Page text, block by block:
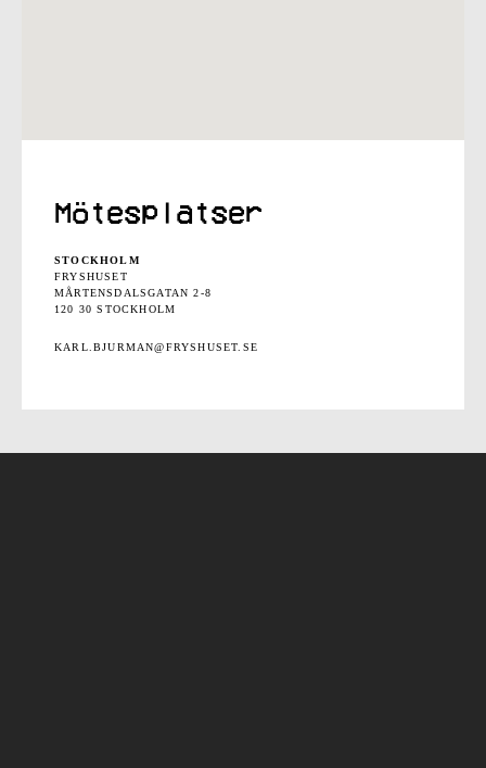
Mötesplatser
STOCKHOLM
FRYSHUSET
MÅRTENSDALSGATAN 2-8
120 30 STOCKHOLM
KARL.BJURMAN@FRYSHUSET.SE